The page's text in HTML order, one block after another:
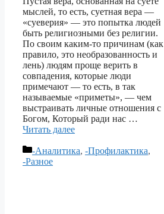
мыслей, то есть, суетная вера —
«суеверия» — это попытка людей
быть религиозными без религии.
По своим каким-то причинам (как
правило, это необразованность и
лень) людям проще верить в
совпадения, которые люди
примечают — то есть, в так
называемые «приметы», — чем
выстраивать личные отношения с
Богом, Который ради нас …
Читать далее
Рубрики
-Аналитика, -Профилактика,
-Разное